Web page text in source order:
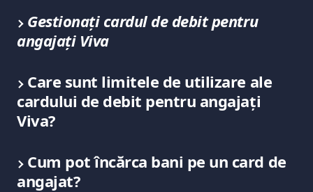
Gestionați cardul de debit pentru
angajați Viva
Care sunt limitele de utilizare ale
cardului de debit pentru angajați
Viva?
Cum pot încărca bani pe un card de
angajat?